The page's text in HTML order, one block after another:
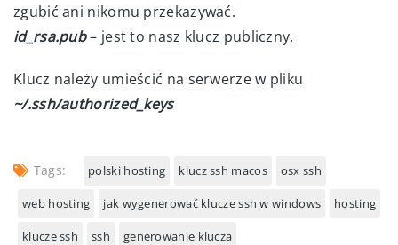
zgubić ani nikomu przekazywać.
id_rsa.pub– jest to nasz klucz publiczny.
Klucz należy umieścić na serwerze w pliku
~/.ssh/authorized_keys
Tags: polski hosting klucz ssh macos osx ssh
web hosting jak wygenerować klucze ssh w windows hosting
klucze ssh ssh generowanie klucza